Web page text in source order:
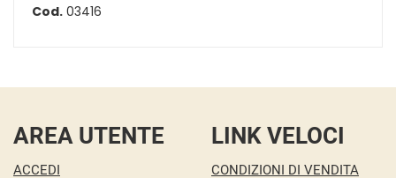
Cod. 03416
AREA UTENTE
ACCEDI
LINK VELOCI
CONDIZIONI DI VENDITA